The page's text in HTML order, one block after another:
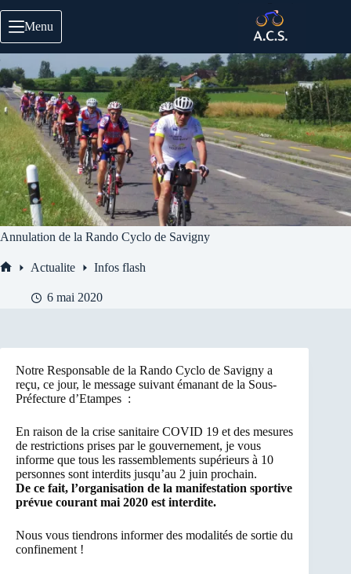
au
contenu
Menu
Annulation de la Rando Cyclo de Savigny
Actualite Infos flash
6 mai 2020
Notre Responsable de la Rando Cyclo de Savigny a
reçu, ce jour, le message suivant émanant de la Sous-
Préfecture d’Etampes :
En raison de la crise sanitaire COVID 19 et des mesures
de restrictions prises par le gouvernement, je vous
informe que tous les rassemblements supérieurs à 10
personnes sont interdits jusqu’au 2 juin prochain.
De ce fait, l’organisation de la manifestation sportive
prévue courant mai 2020 est interdite.
Nous vous tiendrons informer des modalités de sortie du
confinement !